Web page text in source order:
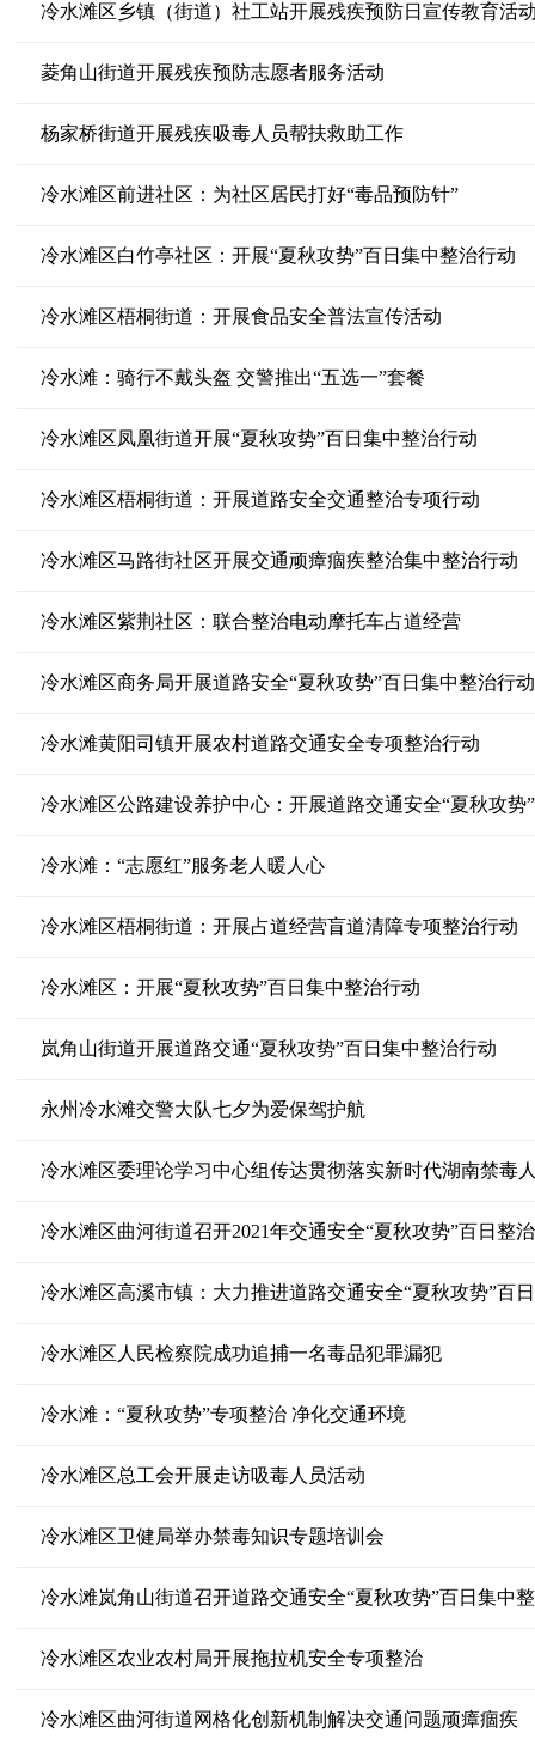
冷水滩区乡镇（街道）社工站开展残疾预防日宣传教育活
菱角山街道开展残疾预防志愿者服务活动
杨家桥街道开展残疾吸毒人员帮扶救助工作
冷水滩区前进社区：为社区居民打好“毒品预防针”
冷水滩区白竹亭社区：开展“夏秋攻势”百日集中整治行动
冷水滩区梧桐街道：开展食品安全普法宣传活动
冷水滩：骑行不戴头盔 交警推出“五选一”套餐
冷水滩区凤凰街道开展“夏秋攻势”百日集中整治行动
冷水滩区梧桐街道：开展道路安全交通整治专项行动
冷水滩区马路街社区开展交通顽瘴痼疾整治集中整治行动
冷水滩区紫荆社区：联合整治电动摩托车占道经营
冷水滩区商务局开展道路安全“夏秋攻势”百日集中整治行动
冷水滩黄阳司镇开展农村道路交通安全专项整治行动
冷水滩区公路建设养护中心：开展道路交通安全“夏秋攻势
冷水滩：“志愿红”服务老人暖人心
冷水滩区梧桐街道：开展占道经营盲道清障专项整治行动
冷水滩区：开展“夏秋攻势”百日集中整治行动
岚角山街道开展道路交通“夏秋攻势”百日集中整治行动
永州冷水滩交警大队七夕为爱保驾护航
冷水滩区委理论学习中心组传达贯彻落实新时代湖南禁毒
冷水滩区曲河街道召开2021年交通安全“夏秋攻势”百日整
冷水滩区高溪市镇：大力推进道路交通安全“夏秋攻势”百
冷水滩区人民检察院成功追捕一名毒品犯罪漏犯
冷水滩：“夏秋攻势”专项整治 净化交通环境
冷水滩区总工会开展走访吸毒人员活动
冷水滩区卫健局举办禁毒知识专题培训会
冷水滩岚角山街道召开道路交通安全“夏秋攻势”百日集中
冷水滩区农业农村局开展拖拉机安全专项整治
冷水滩区曲河街道网格化创新机制解决交通问题顽瘴痼疾